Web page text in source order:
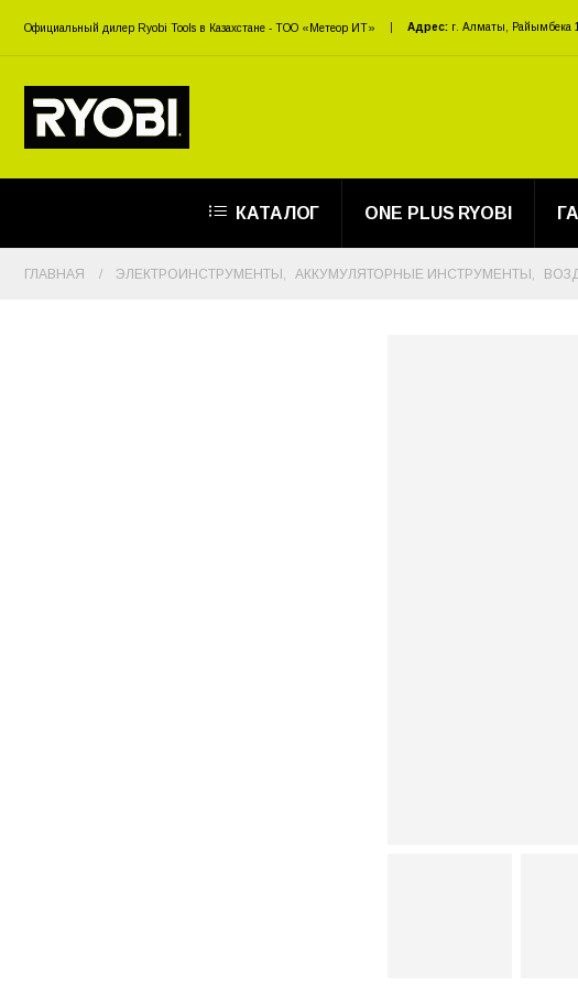
Официальный дилер Ryobi Tools в Казахстане - ТОО «Метеор ИТ» Адрес: г. Алматы, Райымбека
КАТАЛОГ ONE PLUS RYOBI
ГЛАВНАЯ ЭЛЕКТРОИНСТРУМЕНТЫ , АККУМУЛЯТОРНЫЕ ИНСТРУМЕНТЫ ,